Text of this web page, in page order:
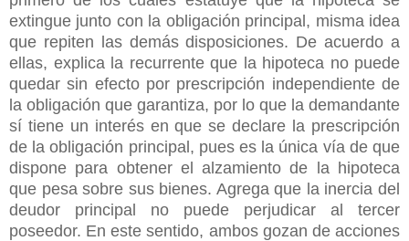
extingue junto con la obligación principal, misma idea
que repiten las demás disposiciones. De acuerdo a
ellas, explica la recurrente que la hipoteca no puede
quedar sin efecto por prescripción independiente de
la obligación que garantiza, por lo que la demandante
sí tiene un interés en que se declare la prescripción
de la obligación principal, pues es la única vía de que
dispone para obtener el alzamiento de la hipoteca
que pesa sobre sus bienes. Agrega que la inercia del
deudor principal no puede perjudicar al tercer
poseedor. En este sentido, ambos gozan de acciones